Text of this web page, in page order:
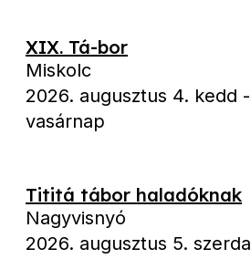
XIX. Tá-bor
Miskolc
2026. augusztus 4. kedd -
vasárnap
Tititá tábor haladóknak
Nagyvisnyó
2026. augusztus 5. szerda